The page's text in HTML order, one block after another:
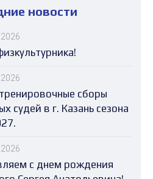
новости
сборы
судей в г. Казань сезона
с днем рождения